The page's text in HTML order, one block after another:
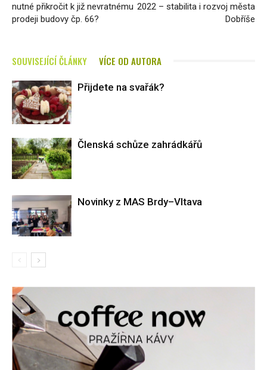
nutné přikročit k již nevratnému
prodeji budovy čp. 66?
2022 – stabilita i rozvoj města
Dobříše
SOUVISEJÍCÍ ČLÁNKY VÍCE OD AUTORA
Přijdete na svařák?
Členská schůze zahrádkářů
Novinky z MAS Brdy–Vltava